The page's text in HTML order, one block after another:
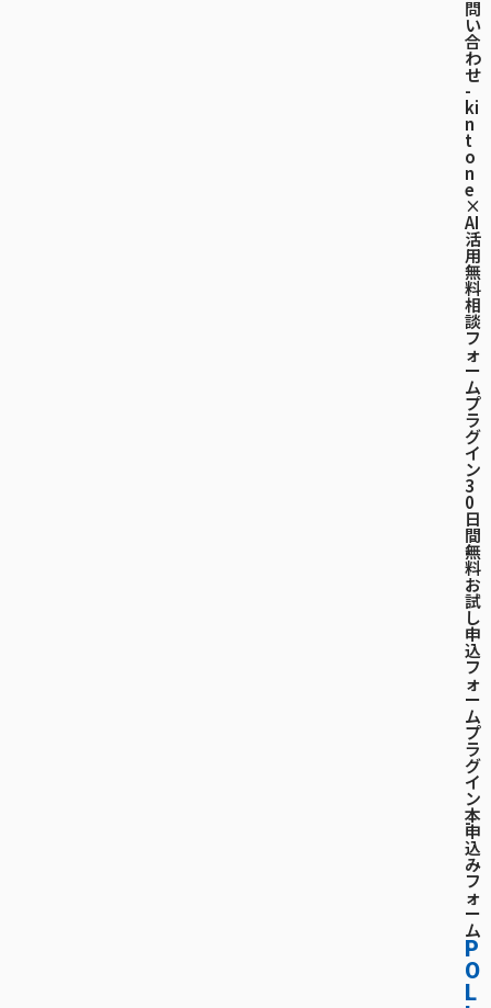
問
い
合
わ
せ
-
ki
n
t
o
n
e
×
AI
活
用
無
料
相
談
フ
ォ
ー
ム
-
プ
ラ
グ
イ
ン
3
0
日
間
無
料
お
試
し
申
込
フ
ォ
ー
ム
-
プ
ラ
グ
イ
ン
本
申
込
み
フ
ォ
ー
ム
P
O
L